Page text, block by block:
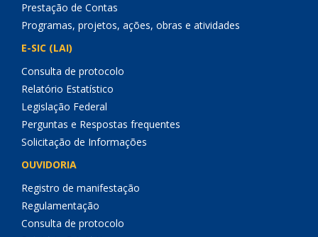
Prestação de Contas
Programas, projetos, ações, obras e atividades
E-SIC (LAI)
Consulta de protocolo
Relatório Estatístico
Legislação Federal
Perguntas e Respostas frequentes
Solicitação de Informações
OUVIDORIA
Registro de manifestação
Regulamentação
Consulta de protocolo